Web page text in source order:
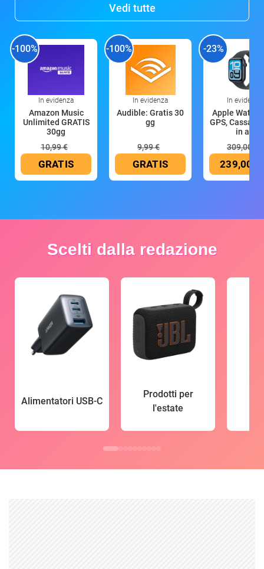
Vedi tutte
-100%
In evidenza
Amazon Music
Unlimited GRATIS
30gg
10,99 €
GRATIS
-100%
In evidenza
Audible: Gratis 30
gg
9,99 €
GRATIS
-23%
In evidenza
Apple Watch
GPS, Cassa
in all
309,00 €
239,00 €
Scelti dalla redazione
Alimentatori USB-C
Prodotti per
l'estate